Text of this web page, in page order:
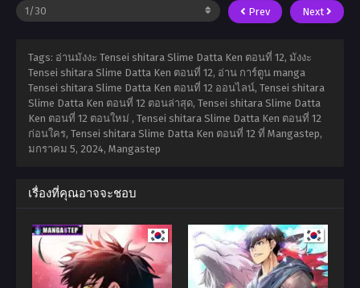
Prev Next
Tags: อ่านมังงะ Tensei shitara Slime Datta Ken ตอนที่ 12, มังงะ
Tensei shitara Slime Datta Ken ตอนที่ 12, อ่าน การ์ตูน manga
Tensei shitara Slime Datta Ken ตอนที่ 12 ออนไลน์, Tensei shitara
Slime Datta Ken ตอนที่ 12 ตอนล่าสุด, Tensei shitara Slime Datta
Ken ตอนที่ 12 ตอนใหม่ , Tensei shitara Slime Datta Ken ตอนที่ 12
ก่อนใคร, Tensei shitara Slime Datta Ken ตอนที่ 12 ที่ Mangastep,
มกราคม 5, 2024, Mangastep
เรื่องที่คุณอาจจะชอบ